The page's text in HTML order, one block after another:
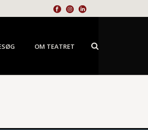
OM TEATRET